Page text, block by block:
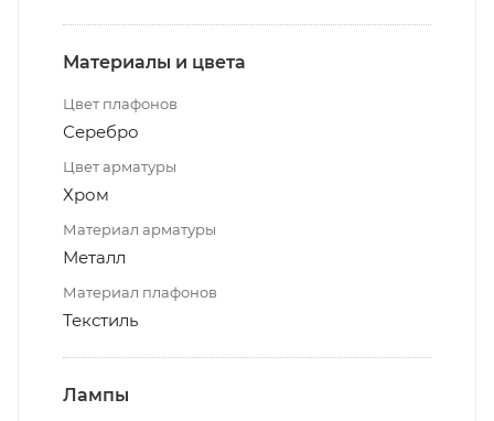
Материалы и цвета
Цвет плафонов
Серебро
Цвет арматуры
Хром
Материал арматуры
Металл
Материал плафонов
Текстиль
Лампы